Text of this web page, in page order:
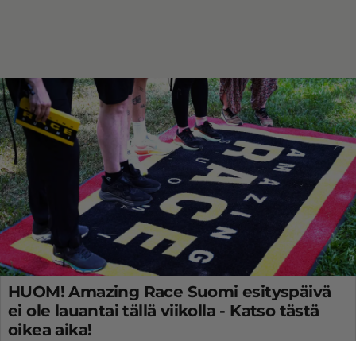
HUOM! Amazing Race Suomi esityspäivä
ei ole lauantai tällä viikolla - Katso tästä
oikea aika!